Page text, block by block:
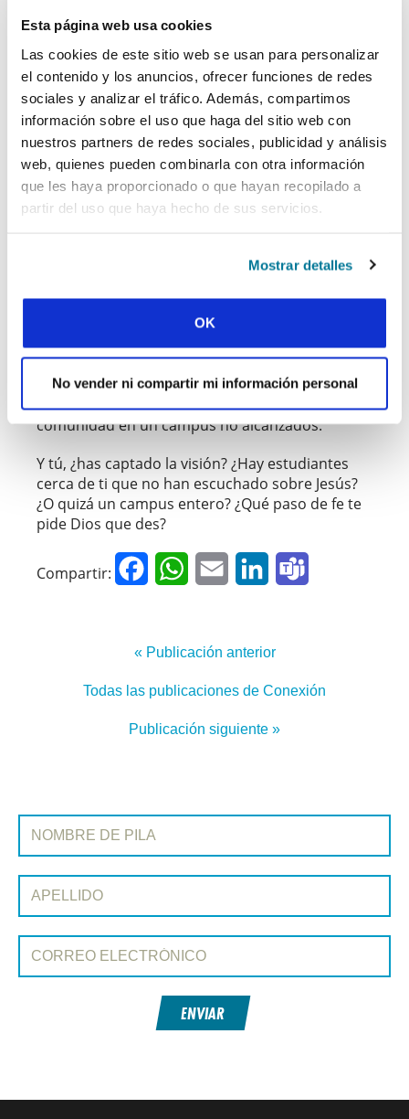
Esta página web usa cookies
Las cookies de este sitio web se usan para personalizar
el contenido y los anuncios, ofrecer funciones de redes
sociales y analizar el tráfico. Además, compartimos
información sobre el uso que haga del sitio web con
nuestros partners de redes sociales, publicidad y análisis
web, quienes pueden combinarla con otra información
que les haya proporcionado o que hayan recopilado a
partir del uso que haya hecho de sus servicios.
Mostrar detalles
OK
No vender ni compartir mi información personal
texto religioso en una lengua que conociera! Se
El grupo también está organizando campañas
evangelísticas. Están muy emocionados por ver
a otros conocer al Dios de la Biblia, el que da
vida.
Captados por la visión
¿Cuáles fueron las principales conclusiones de
Colaboración. Aprender de otros movimientos
olvidados del lado del mundo, que dan pasos de
fe, sin nada ni nadie de quien confiar aparte de
Dios. El compromiso de Moses para impulsar la
obra pionera impactó a estudiantes a 7500
kilómetros de distancia, en EE. UU. Captaron la
visión y ahora han comenzado un grupo de
comunidad en un campus no alcanzados.
Y tú, ¿has captado la visión? ¿Hay estudiantes
cerca de ti que no han escuchado sobre Jesús?
¿O quizá un campus entero? ¿Qué paso de fe te
pide Dios que des?
Compartir: FacebookWhatsApp
Email LinkedIn
« Publicación anterior
Todas las publicaciones de Conexión
Publicación siguiente »
REGÍSTRATE EN CONEXIÓN
Nombre de pila:
Apellido:
Correo electrónico:
ENVIAR